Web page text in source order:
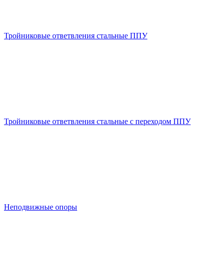
Тройниковые ответвления стальные ППУ
Тройниковые ответвления стальные с переходом ППУ
Неподвижные опоры